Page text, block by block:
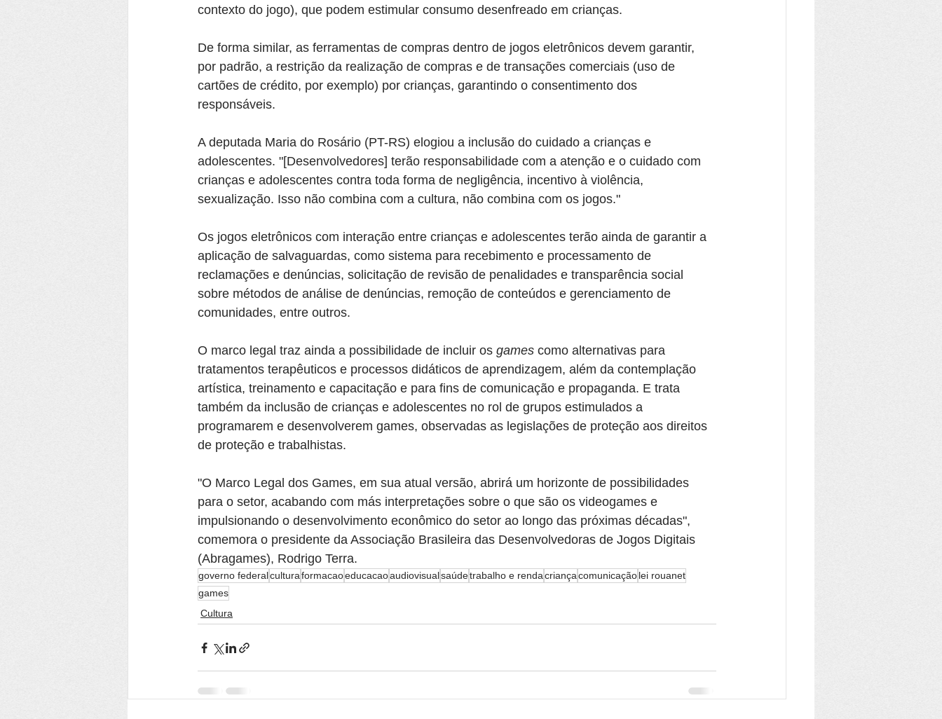
contexto do jogo), que podem estimular consumo desenfreado em crianças.
De forma similar, as ferramentas de compras dentro de jogos eletrônicos devem garantir,
por padrão, a restrição da realização de compras e de transações comerciais (uso de
cartões de crédito, por exemplo) por crianças, garantindo o consentimento dos
responsáveis.
A deputada Maria do Rosário (PT-RS) elogiou a inclusão do cuidado a crianças e
adolescentes. "[Desenvolvedores] terão responsabilidade com a atenção e o cuidado com
crianças e adolescentes contra toda forma de negligência, incentivo à violência,
sexualização. Isso não combina com a cultura, não combina com os jogos."
Os jogos eletrônicos com interação entre crianças e adolescentes terão ainda de garantir a
aplicação de salvaguardas, como sistema para recebimento e processamento de
reclamações e denúncias, solicitação de revisão de penalidades e transparência social
sobre métodos de análise de denúncias, remoção de conteúdos e gerenciamento de
comunidades, entre outros.
O marco legal traz ainda a possibilidade de incluir os games como alternativas para
tratamentos terapêuticos e processos didáticos de aprendizagem, além da contemplação
artística, treinamento e capacitação e para fins de comunicação e propaganda. E trata
também da inclusão de crianças e adolescentes no rol de grupos estimulados a
programarem e desenvolverem games, observadas as legislações de proteção aos direitos
de proteção e trabalhistas.
"O Marco Legal dos Games, em sua atual versão, abrirá um horizonte de possibilidades
para o setor, acabando com más interpretações sobre o que são os videogames e
impulsionando o desenvolvimento econômico do setor ao longo das próximas décadas",
comemora o presidente da Associação Brasileira das Desenvolvedoras de Jogos Digitais
(Abragames), Rodrigo Terra.
governo federalculturaformacaoeducacaoaudiovisualsaúdetrabalho e rendacriançacomunicaçãolei rouanet
games
Cultura